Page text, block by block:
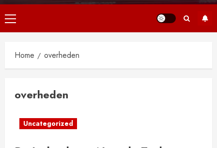
Primair
menu
Home overheden
overheden
Uncategorized